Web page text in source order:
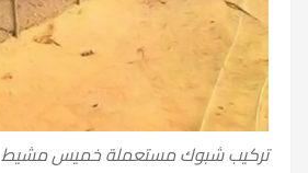
تركيب شبوك مستعملة خميس مشيط